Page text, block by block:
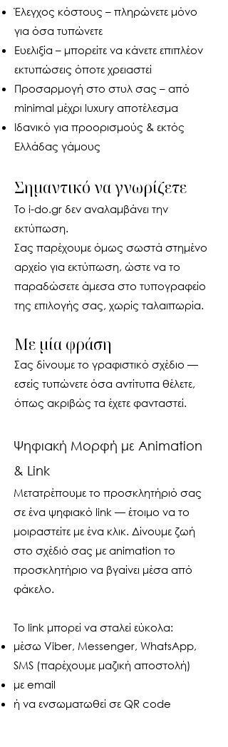
Έλεγχος κόστους – πληρώνετε μόνο
για όσα τυπώνετε
Ευελιξία – μπορείτε να κάνετε επιπλέον
εκτυπώσεις όποτε χρειαστεί
Προσαρμογή στο στυλ σας – από
minimal μέχρι luxury αποτέλεσμα
Ιδανικό για προορισμούς & εκτός
Ελλάδας γάμους
Σημαντικό να γνωρίζετε
Το i-do.gr δεν αναλαμβάνει την
εκτύπωση.
Σας παρέχουμε όμως σωστά στημένο
αρχείο για εκτύπωση, ώστε να το
παραδώσετε άμεσα στο τυπογραφείο
της επιλογής σας, χωρίς ταλαιπωρία.
Με μία φράση
Σας δίνουμε το γραφιστικό σχέδιο —
εσείς τυπώνετε όσα αντίτυπα θέλετε,
όπως ακριβώς τα έχετε φανταστεί.
Ψηφιακή Μορφή με Animation
& Link
Μετατρέπουμε το προσκλητήριό σας
σε ένα ψηφιακό link — έτοιμο να το
μοιραστείτε με ένα κλικ. Δίνουμε ζωή
στο σχέδιό σας με animation το
προσκλητήριο να βγαίνει μέσα από
φάκελο.
Το link μπορεί να σταλεί εύκολα:
μέσω Viber, Messenger, WhatsApp,
SMS (παρέχουμε μαζική αποστολή)
με email
ή να ενσωματωθεί σε QR code